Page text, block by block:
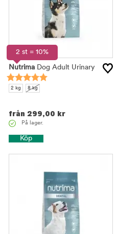
2 st = 10%
Nutrima Dog Adult Urinary
2 kg 8 kg
från 299,00 kr
På lager.
Köp